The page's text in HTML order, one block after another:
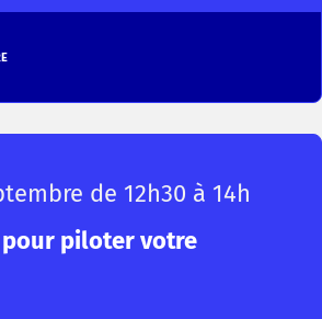
de 12h30 à 14h
piloter votre